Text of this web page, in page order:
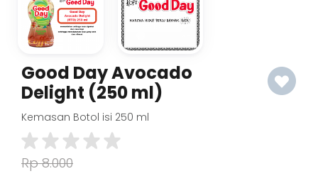
Good Day Avocado
Delight (250 ml)
Kemasan Botol isi 250 ml
Rp 8.000